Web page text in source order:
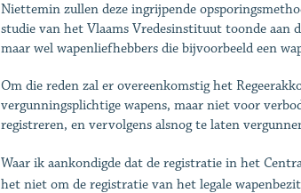
Niettemin zullen deze ingrijpende
studie van het Vlaams Vredesinstituut toonde aan
maar wel wapenliefhebbers die bijvoorbeeld een
Om die reden zal er overeenkomstig het
vergunningsplichtige wapens, maar niet voor
registreren, en vervolgens alsnog te laten
Waar ik aankondigde dat de registratie in het
het niet om de registratie van het legale